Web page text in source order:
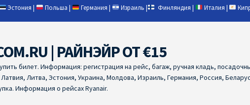
Эстония | Польша | Германия | Израиль | Финляндия | Италия |
| РАЙНЭЙР ОТ €15
билет. Информация: регистрация на рейс, багаж, ручная кладь,
Литва, Эстония, Украина, Молдова, Израиль, Германия, Россия,
Информация о рейсах Ryanair.